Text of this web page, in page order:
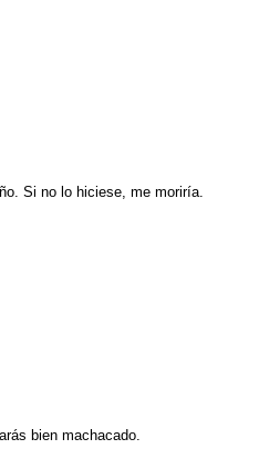
Si no lo hiciese, me moriría.
bien machacado.